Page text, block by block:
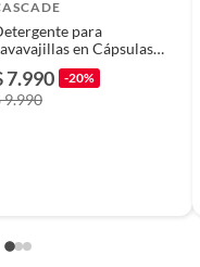
para
en Cápsulas
Cascade Platinum
Fresh Scent 12
7.990 -20%
9.990